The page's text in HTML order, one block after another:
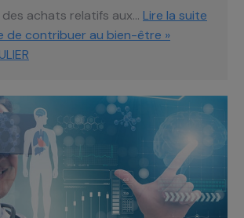
achats relatifs aux… Lire la suite
de contribuer au bien-être »